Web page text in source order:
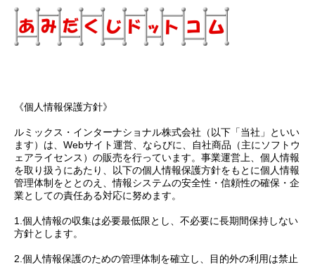
《個人情報保護方針》
ルミックス・インターナショナル株式会社（以下「当社」といい
ます）は、Webサイト運営、ならびに、自社商品（主にソフトウ
ェアライセンス）の販売を行っています。事業運営上、個人情報
を取り扱うにあたり、以下の個人情報保護方針をもとに個人情報
管理体制をととのえ、情報システムの安全性・信頼性の確保・企
業としての責任ある対応に努めます。
1.個人情報の収集は必要最低限とし、不必要に長期間保持しない
方針とします。
2.個人情報保護のための管理体制を確立し、目的外の利用は禁止